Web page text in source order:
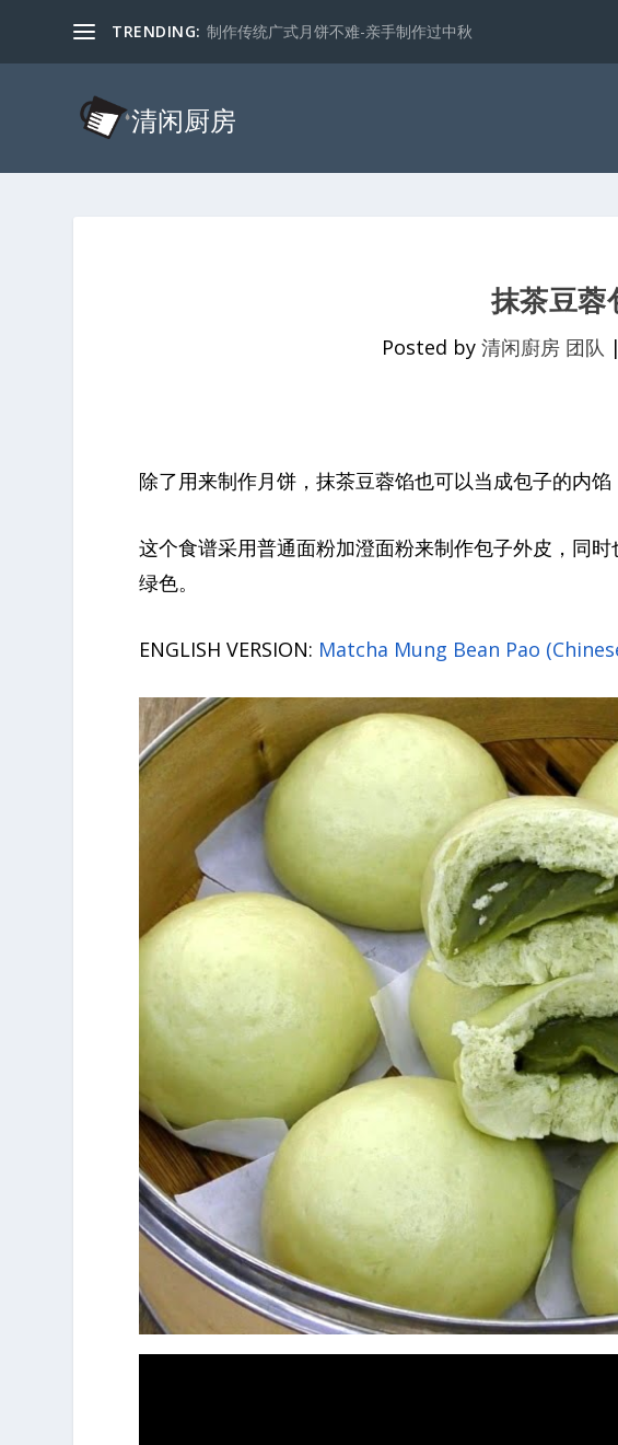
TRENDING: 制作传统广式月饼不难-亲手制作过中秋
抹茶豆蓉
Posted by清闲廚房 团队 |
除了用来制作月饼，抹茶豆蓉馅也可以当成包子的内馅
这个食谱采用普通面粉加澄面粉来制作包子外皮，同
绿色。
ENGLISH VERSION: Matcha Mung Bean Pao